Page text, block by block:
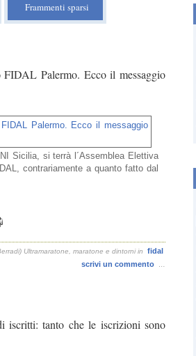
Frammenti sparsi
FIDAL Palermo. Ecco il messaggio
Sicilia, si terrà l´Assemblea Elettiva
contrariamente a quanto fatto dal
Ultramaratone, maratone e dintorni in
fidal
scrivi un commento
iscritti: tanto che le iscrizioni sono